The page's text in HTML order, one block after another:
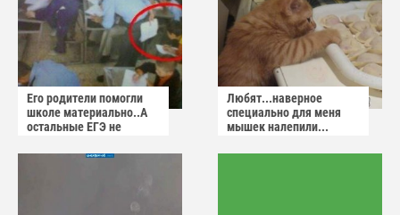
Его родители помогли
школе материально..А
остальные ЕГЭ не
Любят...наверное
специально для меня
мышек налепили...